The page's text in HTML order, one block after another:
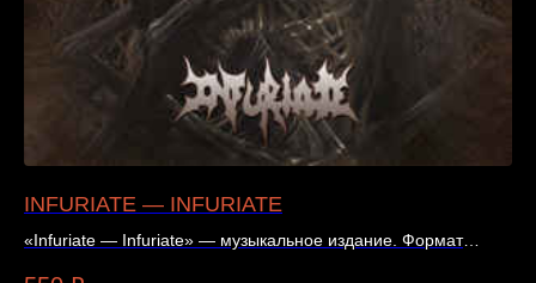
INFURIATE — INFURIATE
«Infuriate — Infuriate» — музыкальное издание. Формат